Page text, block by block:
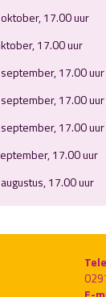
17.00 uur
17.00 uur
17.00 uur
17.00 uur
17.00 uur
17.00 uur
17.00 uur